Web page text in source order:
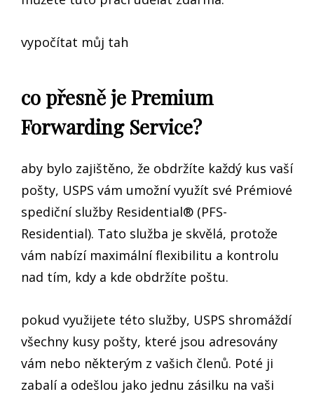
vypočítat můj tah
co přesně je Premium
Forwarding Service?
aby bylo zajištěno, že obdržíte každý kus vaší
pošty, USPS vám umožní využít své Prémiové
spediční služby Residential® (PFS-
Residential). Tato služba je skvělá, protože
vám nabízí maximální flexibilitu a kontrolu
nad tím, kdy a kde obdržíte poštu.
pokud využijete této služby, USPS shromáždí
všechny kusy pošty, které jsou adresovány
vám nebo některým z vašich členů. Poté ji
zabalí a odešlou jako jednu zásilku na vaši